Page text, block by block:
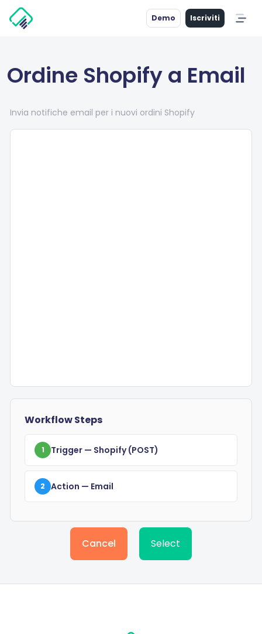
Demo Iscriviti
Ordine Shopify a Email
Invia notifiche email per i nuovi ordini Shopify
Workflow Steps
1 Trigger — Shopify(POST)
2 Action — Email
Cancel Select